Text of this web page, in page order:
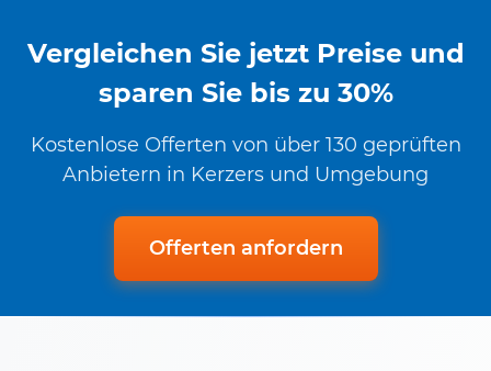
Vergleichen Sie jetzt Preise und
sparen Sie bis zu 30%
Kostenlose Offerten von über 130 geprüften
Anbietern in Kerzers und Umgebung
Offerten anfordern